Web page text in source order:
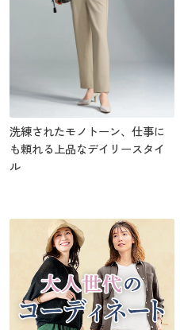
洗練されたモノトーン、仕事に
も頼れる上品なデイリースタイ
ル